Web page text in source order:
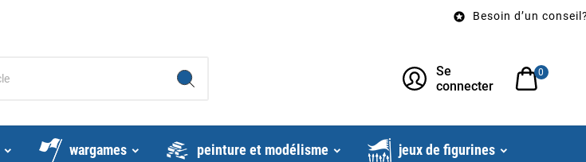
Besoin d’un conseil?
Se
connecter
0
wargames peinture et modélisme jeux de figurines